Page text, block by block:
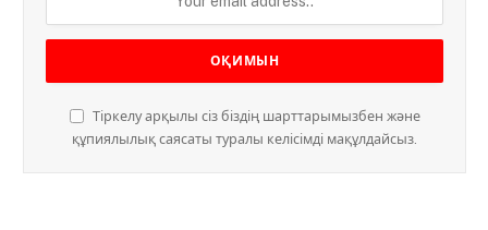
Тіркелу арқылы сіз біздің шарттарымызбен және
құпиялылық саясаты туралы келісімді мақұлдайсыз.